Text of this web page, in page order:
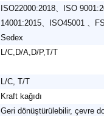
ISO22000:2018、ISO
14001:2015、ISO45001 、
Sedex
L/C,D/A,D/P,T/T
L/C, T/T
Kraft kağıdı
Geri dönüştürülebilir, çevre